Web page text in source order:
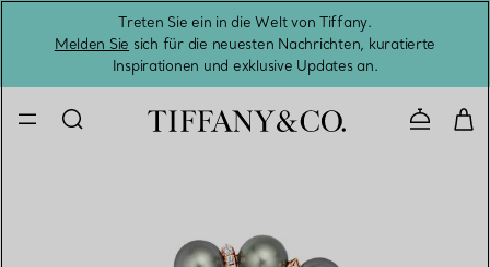
Treten Sie ein in die Welt von Tiffany.
Melden Sie sich für die neuesten Nachrichten, kuratierte
Inspirationen und exklusive Updates an.